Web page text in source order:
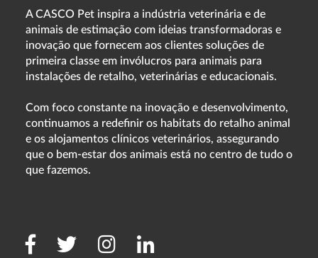
A CASCO Pet inspira a indústria veterinária e de
animais de estimação com ideias transformadoras e
inovação que fornecem aos clientes soluções de
primeira classe em invólucros para animais para
instalações de retalho, veterinárias e educacionais.
Com foco constante na inovação e desenvolvimento,
continuamos a redefinir os habitats do retalho animal
e os alojamentos clínicos veterinários, assegurando
que o bem-estar dos animais está no centro de tudo o
que fazemos.